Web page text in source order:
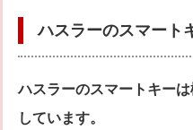
ハスラーのスマート
ハスラーのスマートキー
しています。